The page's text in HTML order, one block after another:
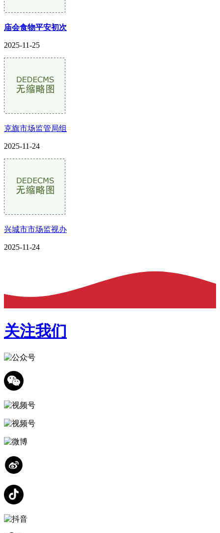
庙会食物平安初次
2025-11-25
克旗市场监管局组
2025-11-24
兴城市市场监视办
2025-11-24
关注我们